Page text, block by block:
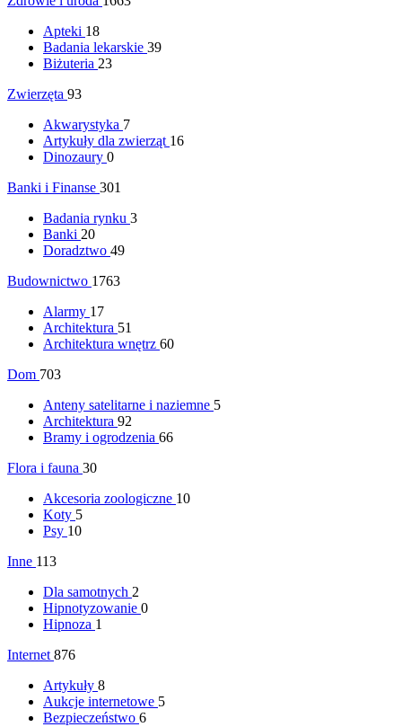
Apteki 18
Badania lekarskie 39
Biżuteria 23
Zwierzęta 93
Akwarystyka 7
Artykuły dla zwierząt 16
Dinozaury 0
Banki i Finanse 301
Badania rynku 3
Banki 20
Doradztwo 49
Budownictwo 1763
Alarmy 17
Architektura 51
Architektura wnętrz 60
Dom 703
Anteny satelitarne i naziemne 5
Architektura 92
Bramy i ogrodzenia 66
Flora i fauna 30
Akcesoria zoologiczne 10
Koty 5
Psy 10
Inne 113
Dla samotnych 2
Hipnotyzowanie 0
Hipnoza 1
Internet 876
Artykuły 8
Aukcje internetowe 5
Bezpieczeństwo 6